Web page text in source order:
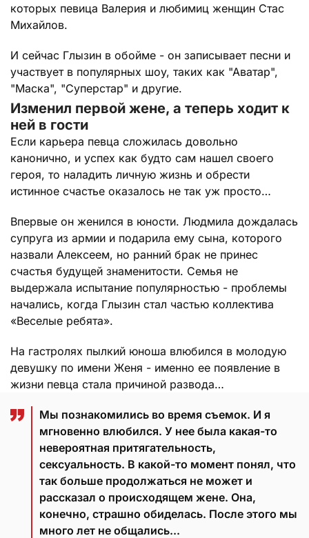
которых певица Валерия и любимиц женщин Стас
Михайлов.
И сейчас Глызин в обойме - он записывает песни и
участвует в популярных шоу, таких как "Аватар",
"Маска", "Суперстар" и другие.
Изменил первой жене, а теперь ходит к
ней в гости
Если карьера певца сложилась довольно
канонично, и успех как будто сам нашел своего
героя, то наладить личную жизнь и обрести
истинное счастье оказалось не так уж просто…
Впервые он женился в юности. Людмила дождалась
супруга из армии и подарила ему сына, которого
назвали Алексеем, но ранний брак не принес
счастья будущей знаменитости. Семья не
выдержала испытание популярностью - проблемы
начались, когда Глызин стал частью коллектива
«Веселые ребята».
На гастролях пылкий юноша влюбился в молодую
девушку по имени Женя - именно ее появление в
жизни певца стала причиной развода…
Мы познакомились во время съемок. И я
мгновенно влюбился. У нее была какая-то
невероятная притягательность,
сексуальность. В какой-то момент понял, что
так больше продолжаться не может и
рассказал о происходящем жене. Она,
конечно, страшно обиделась. После этого мы
много лет не общались...